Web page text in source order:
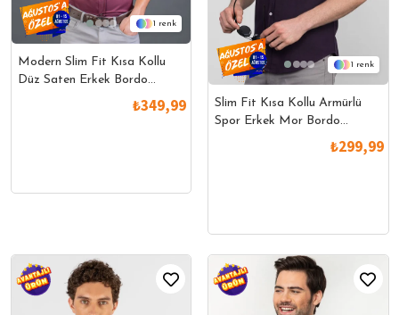
1
Modern Slim Fit Kısa Kollu
Düz Saten Erkek Bordo
₺349,99
1
Slim Fit Kısa Kollu Armürlü
Spor Erkek Mor Bordo
₺299,99